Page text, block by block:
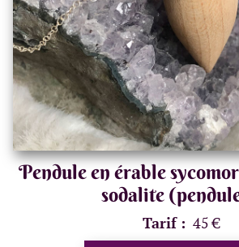
Pendule en érable
sodalite
Tarif : 45 €